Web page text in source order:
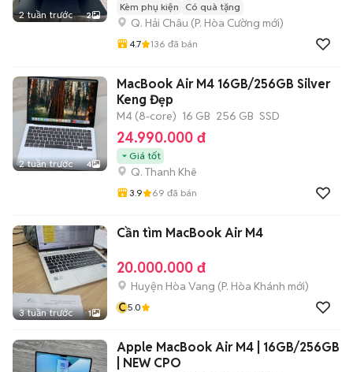
2 tuần trước 2
Kèm phụ kiện Có quà tặng
Q. Hải Châu (P. Hòa Cường mới)
4.7 136 đã bán
2 tuần trước 4
MacBook Air M4 16GB/256GB Silver
Keng Đẹp
M4 (8-core) 16 GB 256 GB SSD
24.990.000 đ
Giá tốt
Q. Thanh Khê
3.9 69 đã bán
3 tuần trước 1
Cần tìm MacBook Air M4
20.000.000 đ
Huyện Hòa Vang (P. Hòa Khánh mới)
C5.0
Apple MacBook Air M4 | 16GB/256GB
| NEW CPO